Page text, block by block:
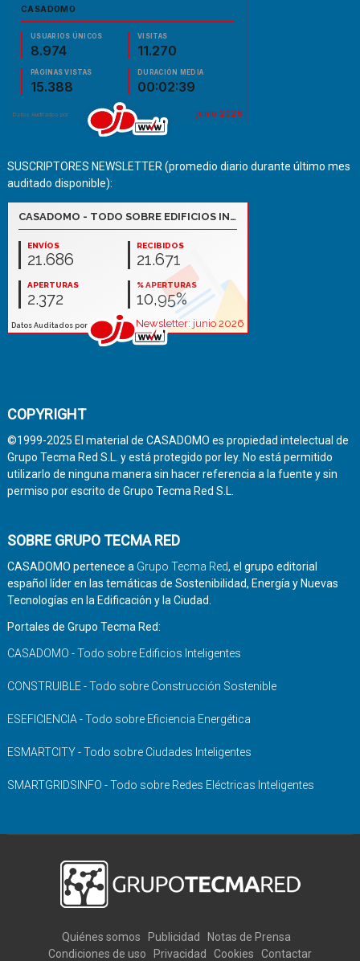
SUSCRIPTORES NEWSLETTER (promedio diario durante último mes
auditado disponible):
COPYRIGHT
©1999-2025 El material de CASADOMO es propiedad intelectual de
Grupo Tecma Red S.L. y está protegido por ley. No está permitido
utilizarlo de ninguna manera sin hacer referencia a la fuente y sin
permiso por escrito de Grupo Tecma Red S.L.
SOBRE GRUPO TECMA RED
CASADOMO pertenece a Grupo Tecma Red, el grupo editorial
español líder en las temáticas de Sostenibilidad, Energía y Nuevas
Tecnologías en la Edificación y la Ciudad.
Portales de Grupo Tecma Red:
CASADOMO - Todo sobre Edificios Inteligentes
CONSTRUIBLE - Todo sobre Construcción Sostenible
ESEFICIENCIA - Todo sobre Eficiencia Energética
ESMARTCITY - Todo sobre Ciudades Inteligentes
SMARTGRIDSINFO - Todo sobre Redes Eléctricas Inteligentes
Quiénes somos Publicidad
Notas de Prensa
Condiciones de uso
Privacidad Cookies Contactar